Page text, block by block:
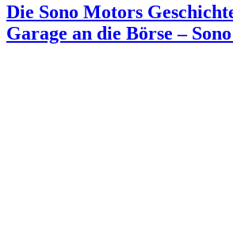
Die Sono Motors
Garage an die Börse –